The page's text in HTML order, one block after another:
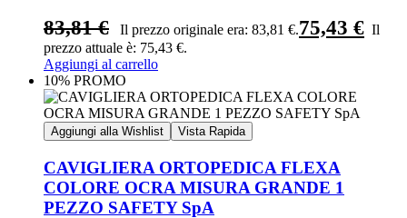
83,81€ Il prezzo originale era: 83,81 €.75,43 € Il
prezzo attuale è: 75,43 €.
Aggiungi al carrello
10% PROMO
Aggiungi alla Wishlist Vista Rapida
CAVIGLIERA ORTOPEDICA FLEXA
COLORE OCRA MISURA GRANDE 1
PEZZO SAFETY SpA